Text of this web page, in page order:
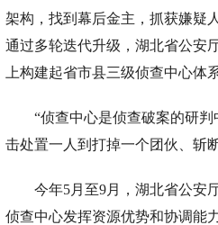
架构，找到幕后金主，抓获嫌疑
通过多轮迭代升级，湖北省公安
上构建起省市县三级侦查中心体
“侦查中心是侦查破案的研
击处置一人到打掉一个团伙、斩
今年5月至9月，湖北省公安
侦查中心发挥资源优势和协调能